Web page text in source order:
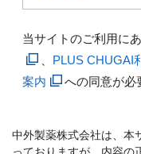
当サイトのご利用にあ
PLUS CHUGAI
案内
への同意が必
中外製薬株式会社は、本
っておりますが、内容の